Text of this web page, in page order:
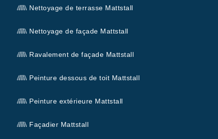
Nettoyage de terrasse Mattstall
Nettoyage de façade Mattstall
Ravalement de façade Mattstall
Peinture dessous de toit Mattstall
Peinture extérieure Mattstall
Façadier Mattstall